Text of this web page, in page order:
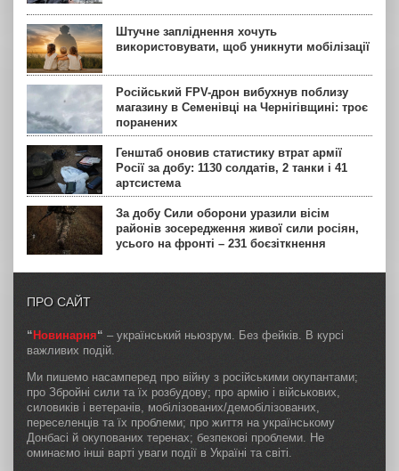
Штучне запліднення хочуть
використовувати, щоб уникнути мобілізації
Російський FPV-дрон вибухнув поблизу
магазину в Семенівці на Чернігівщині: троє
поранених
Генштаб оновив статистику втрат армії
Росії за добу: 1130 солдатів, 2 танки і 41
артсистема
За добу Сили оборони уразили вісім
районів зосередження живої сили росіян,
усього на фронті – 231 боєзіткнення
ПРО САЙТ
“Новинарня“ – український ньюзрум. Без фейків. В курсі
важливих подій.
Ми пишемо насамперед про війну з російськими окупантами;
про Збройні сили та їх розбудову; про армію і військових,
силовиків і ветеранів, мобілізованих/демобілізованих,
переселенців та їх проблеми; про життя на українському
Донбасі й окупованих теренах; безпекові проблеми. Не
оминаємо інші варті уваги події в Україні та світі.